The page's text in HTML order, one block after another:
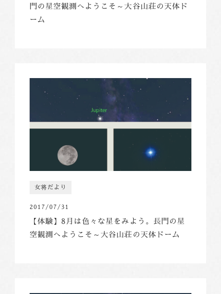
門の星空観測へようこそ～大谷山荘の天体ド
ーム
女将だより
2017/07/31
【体験】8月は色々な星をみよう。長門の星
空観測へようこそ～大谷山荘の天体ドーム